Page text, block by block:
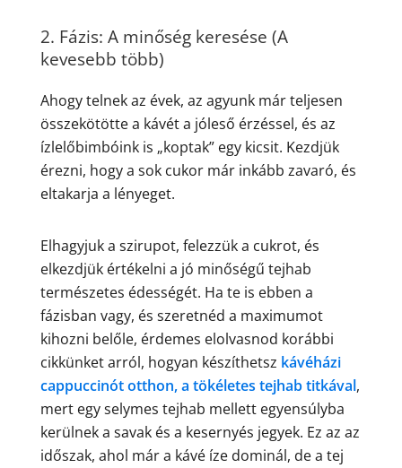
2. Fázis: A minőség keresése (A
kevesebb több)
Ahogy telnek az évek, az agyunk már teljesen
összekötötte a kávét a jóleső érzéssel, és az
ízlelőbimbóink is „koptak” egy kicsit. Kezdjük
érezni, hogy a sok cukor már inkább zavaró, és
eltakarja a lényeget.
Elhagyjuk a szirupot, felezzük a cukrot, és
elkezdjük értékelni a jó minőségű tejhab
természetes édességét. Ha te is ebben a
fázisban vagy, és szeretnéd a maximumot
kihozni belőle, érdemes elolvasnod korábbi
cikkünket arról, hogyan készíthetsz kávéházi
cappuccinót otthon, a tökéletes tejhab titkával,
mert egy selymes tejhab mellett egyensúlyba
kerülnek a savak és a kesernyés jegyek. Ez az az
időszak, ahol már a kávé íze dominál, de a tej